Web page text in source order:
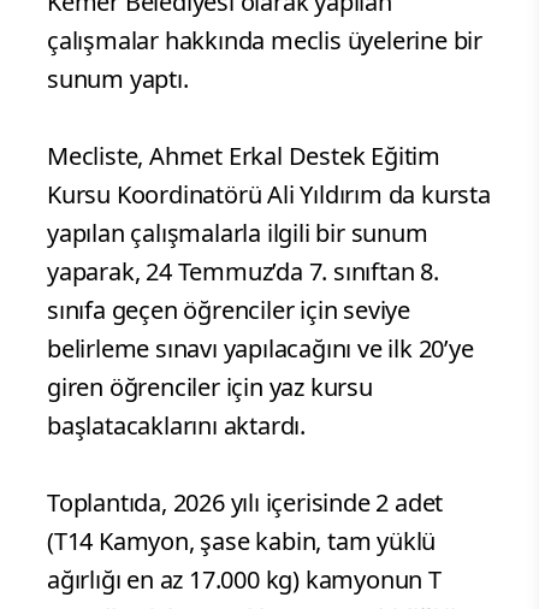
çalışmalar hakkında meclis üyelerine bir
sunum yaptı.
Mecliste, Ahmet Erkal Destek Eğitim
Kursu Koordinatörü Ali Yıldırım da kursta
yapılan çalışmalarla ilgili bir sunum
yaparak, 24 Temmuz’da 7. sınıftan 8.
sınıfa geçen öğrenciler için seviye
belirleme sınavı yapılacağını ve ilk 20’ye
giren öğrenciler için yaz kursu
başlatacaklarını aktardı.
Toplantıda, 2026 yılı içerisinde 2 adet
(T14 Kamyon, şase kabin, tam yüklü
ağırlığı en az 17.000 kg) kamyonun T